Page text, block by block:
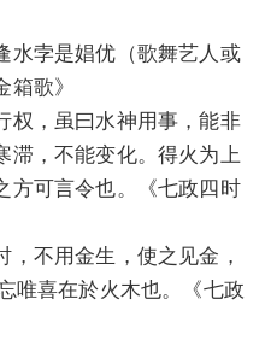
水孛是娼优（歌舞艺人或
歌》
权，虽曰水神用事，能非
滞，不能变化。得火为上
方可言令也。《七政四时
，不用金生，使之见金，
唯喜在於火木也。《七政